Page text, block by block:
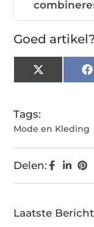
Goed
X
(Twitter)
Tags:
Mode en Kleding
Delen:
Laatste Bericht